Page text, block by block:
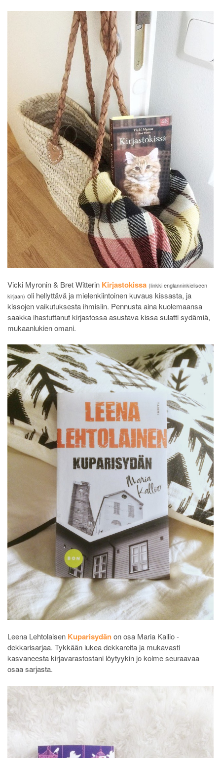
Vicki Myronin & Bret Witterin Kirjastokissa (linkki englanninkieliseen
kirjaan) oli hellyttävä ja mielenkiintoinen kuvaus kissasta, ja
kissojen vaikutuksesta ihmisiin. Pennusta aina kuolemaansa
saakka ihastuttanut kirjastossa asustava kissa sulatti sydämiä,
mukaanlukien omani.
Leena Lehtolaisen Kuparisydänon osa Maria Kallio -
dekkarisarjaa. Tykkään lukea dekkareita ja mukavasti
kasvaneesta kirjavarastostani löytyykin jo kolme seuraavaa
osaa sarjasta.